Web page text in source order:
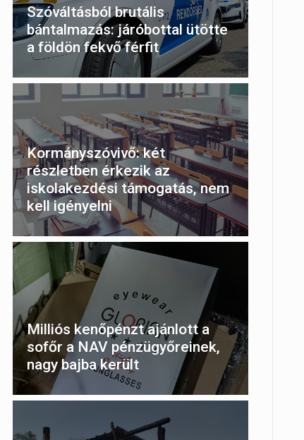
Szóváltásból brutális
bántalmazás: járóbottal ütötte
a földön fekvő férfit
Kormányszóvivő: két
részletben érkezik az
iskolakezdési támogatás, nem
kell igényelni
Milliós kenőpénzt ajánlott a
sofőr a NAV pénzügyőreinek,
nagy bajba került